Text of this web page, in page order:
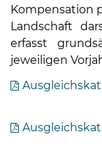
Mo,
Di,
Fr
08
Uhr
Kompensation
Landschaft
erfasst
jeweiligen